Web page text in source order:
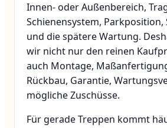
Innen- oder Außenbereich,
Schienensystem,
und die spätere Wartung.
wir nicht nur den reinen
auch Montage,
Rückbau, Garantie,
mögliche Zuschüsse.
Für gerade Treppen kommt